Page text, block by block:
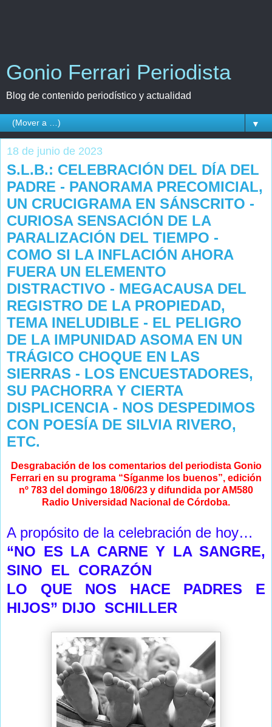
Gonio Ferrari Periodista
Blog de contenido periodístico y actualidad
▼
18 de junio de 2023
S.L.B.: CELEBRACIÓN DEL DÍA DEL
PADRE - PANORAMA PRECOMICIAL,
UN CRUCIGRAMA EN SÁNSCRITO -
CURIOSA SENSACIÓN DE LA
PARALIZACIÓN DEL TIEMPO -
COMO SI LA INFLACIÓN AHORA
FUERA UN ELEMENTO
DISTRACTIVO - MEGACAUSA DEL
REGISTRO DE LA PROPIEDAD,
TEMA INELUDIBLE - EL PELIGRO
DE LA IMPUNIDAD ASOMA EN UN
TRÁGICO CHOQUE EN LAS
SIERRAS - LOS ENCUESTADORES,
SU PACHORRA Y CIERTA
DISPLICENCIA - NOS DESPEDIMOS
CON POESÍA DE SILVIA RIVERO,
ETC.
Desgrabación de los comentarios del periodista Gonio
Ferrari en su programa “Síganme los buenos”, edición
nº 783 del domingo 18/06/23 y difundida por AM580
Radio Universidad Nacional de Córdoba.
A propósito de la celebración de hoy…
“NO ES LA CARNE Y LA SANGRE,
SINO EL CORAZÓN
LO QUE NOS HACE PADRES E
HIJOS” DIJO SCHILLER